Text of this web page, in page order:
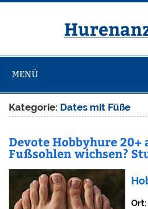
Zum
MENÜ
Kategorie: Dates mit Füße
Devote Hobbyhure 20+
Fußsohlen wichsen?
Ort: